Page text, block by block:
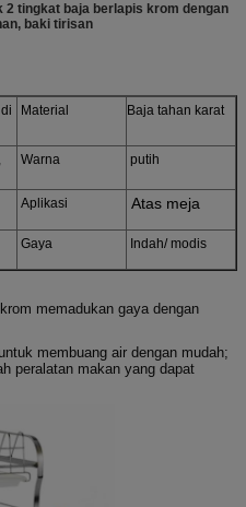
2 tingkat baja berlapis krom dengan
baki tirisan
Material Baja tahan karat
Warna putih
Aplikasi Atas meja
Gaya Indah/ modis
memadukan gaya dengan
membuang air dengan mudah;
peralatan makan yang dapat